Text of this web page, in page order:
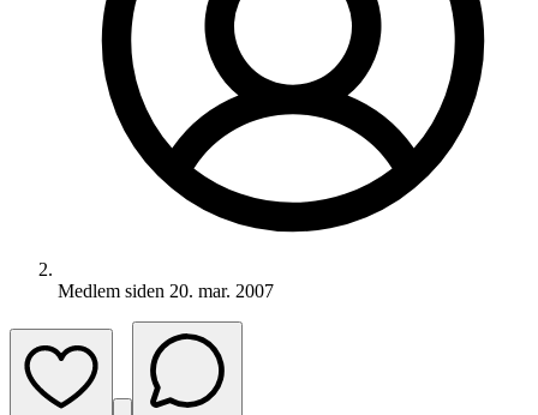
Medlem siden 20. mar. 2007